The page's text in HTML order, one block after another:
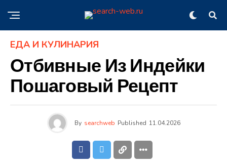
ЕДА И КУЛИНАРИЯ
Отбивные Из Индейки
Пошаговый Рецепт
By searchweb Published 11.04.2026